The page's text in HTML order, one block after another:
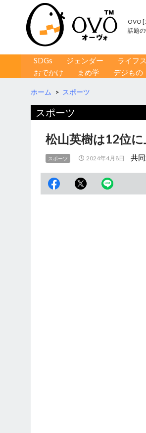
OVO [
話題
コンテンツへ移動
SDGs ジェンダー ライフ
おでかけ
まめ学 デジもの
ホーム > スポーツ
スポーツ
松山英樹は12位
スポーツ 2024年4月8日 共